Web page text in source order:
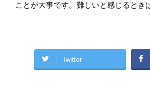
ことが大事です。難しいと感じるとき
Twitter